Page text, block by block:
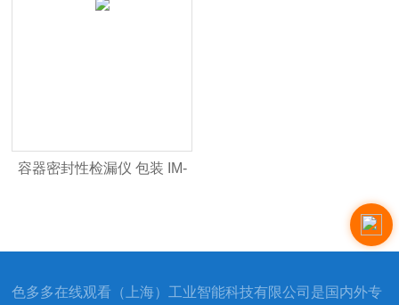
容器密封性检漏仪 包装 IM-
色多多在线观看（上海）工业智能科技有限公司是国内外专